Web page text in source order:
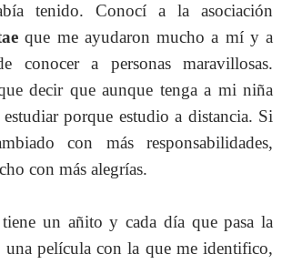
tenido. Conocí a la asociación
que me ayudaron mucho a mí y a
a personas maravillosas.
decir que aunque tenga a mi niña
porque estudio a distancia. Si
con más responsabilidades,
con más alegrías.
un añito y cada día que pasa la
una película con la que me identifico,